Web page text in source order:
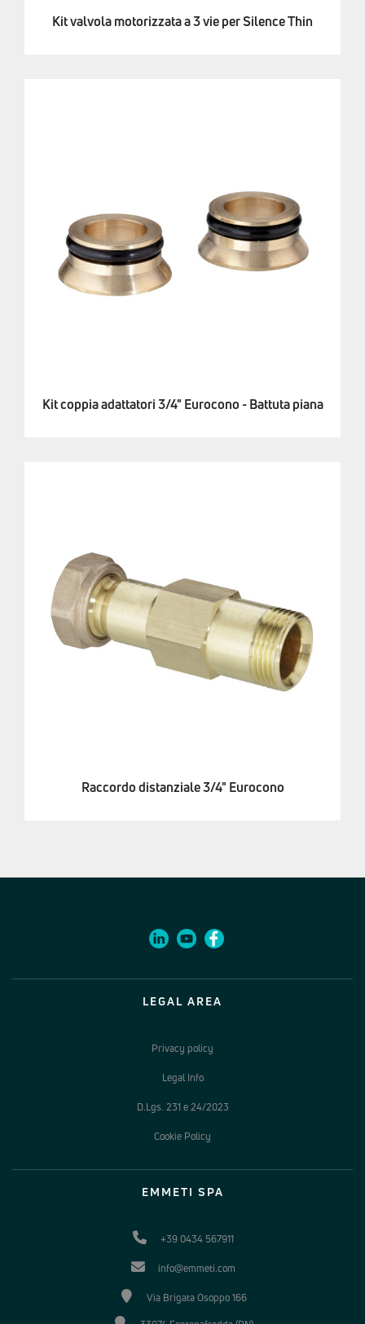
Kit valvola motorizzata a 3 vie per Silence Thin
Kit coppia adattatori 3/4" Eurocono - Battuta piana
Raccordo distanziale 3/4" Eurocono
LEGAL AREA
Privacy policy
Legal Info
D.Lgs. 231 e 24/2023
Cookie Policy
EMMETI SPA
+39 0434 567911
info@emmeti.com
Via Brigata Osoppo 166